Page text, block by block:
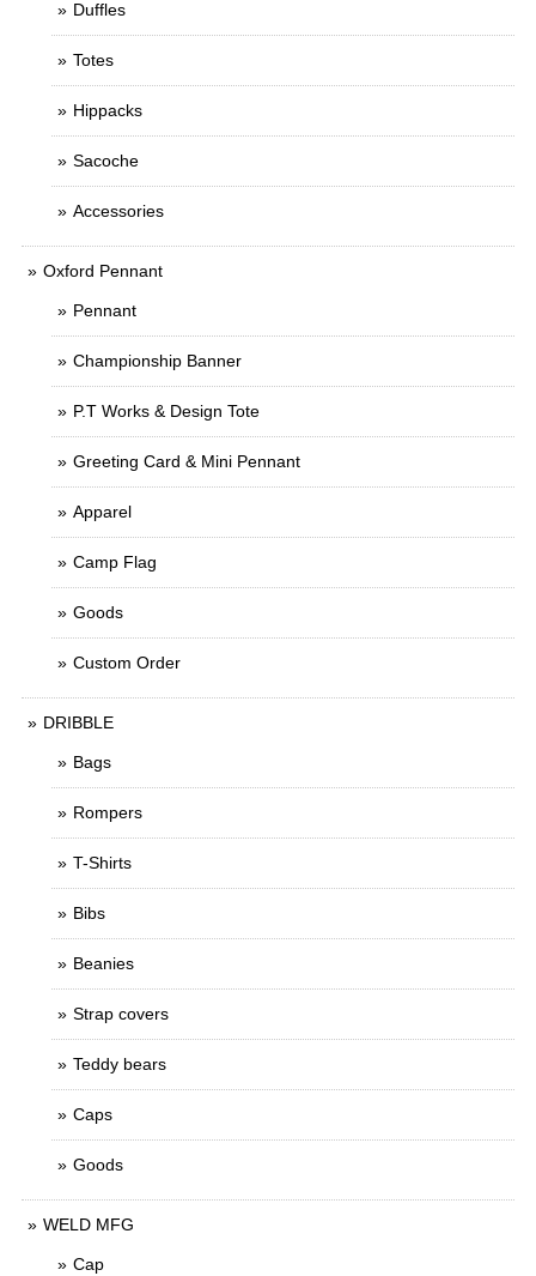
Duffles
Totes
Hippacks
Sacoche
Accessories
Oxford Pennant
Pennant
Championship Banner
P.T Works & Design Tote
Greeting Card & Mini Pennant
Apparel
Camp Flag
Goods
Custom Order
DRIBBLE
Bags
Rompers
T-Shirts
Bibs
Beanies
Strap covers
Teddy bears
Caps
Goods
WELD MFG
Cap